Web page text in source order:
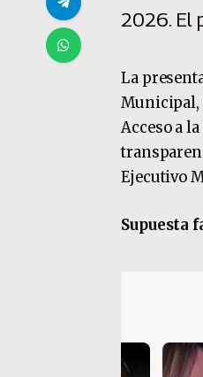
2026. El
La
Municipal,
Acceso a
Ejecutivo
Supuesta